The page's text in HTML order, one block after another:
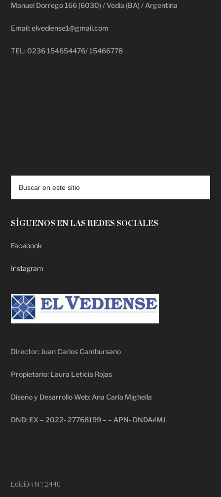
Manuel Dorrego 166 (6030) / Vedia (BA) / Argentina
Email: elvediense1@gmail.com
TEL: 0236 154654476/ 15466778
SÍGUENOS EN LAS REDES SOCIALES
Facebook
Instagram
Director: Juan Carlos Cambursano
Propietario: Laura Leticia Rojas
Diseño y Desarrollo Web: Ana Carla Mighella
DND: EX – 2022- 27768199 – – APN- DNDA#MJ
Edición N°: 2440